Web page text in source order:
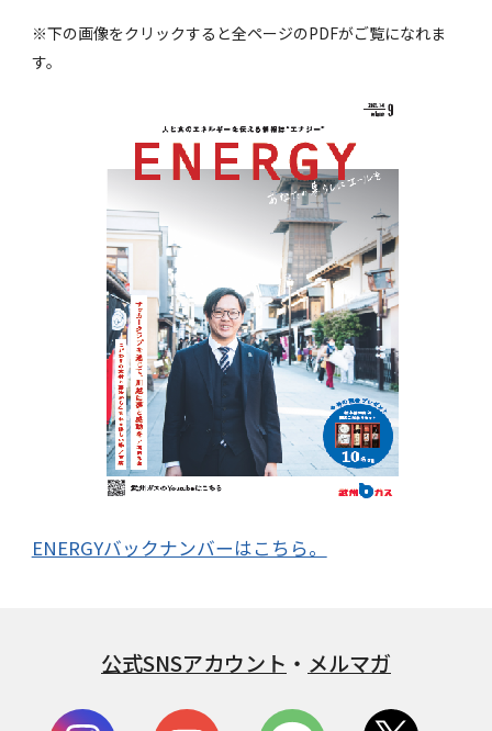
※下の画像をクリックすると全ページのPDFがご覧になれま
す。
ENERGYバックナンバーはこちら。
公式SNSアカウント ・ メルマガ